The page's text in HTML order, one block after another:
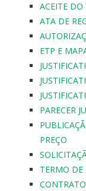
ACEITE DO
ATA DE
ETP E
PARECER
PREÇO
TERMO DE